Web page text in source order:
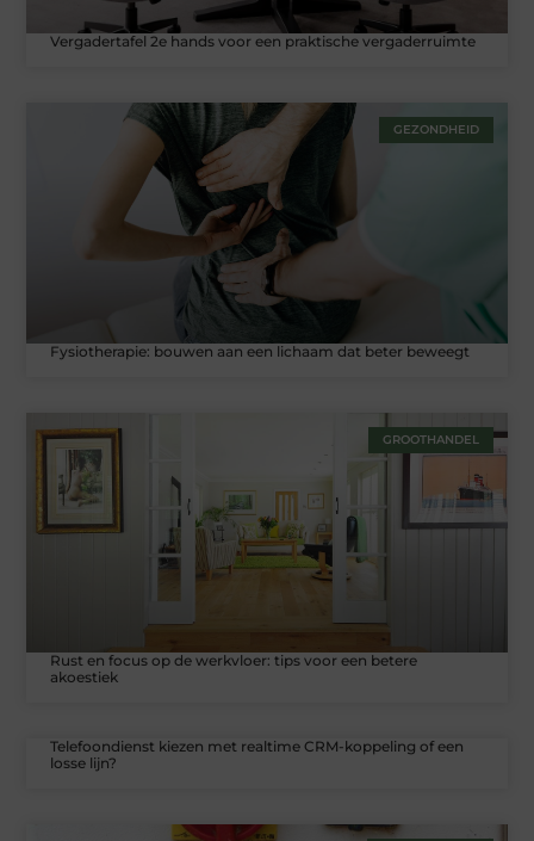
Vergadertafel 2e hands voor een praktische vergaderruimte
GEZONDHEID
Fysiotherapie: bouwen aan een lichaam dat beter beweegt
GROOTHANDEL
Rust en focus op de werkvloer: tips voor een betere
akoestiek
Telefoondienst kiezen met realtime CRM-koppeling of een
losse lijn?